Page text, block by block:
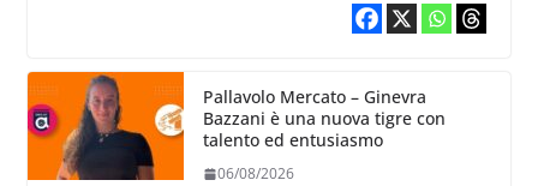
Pallavolo Mercato – Ginevra
Bazzani è una nuova tigre con
talento ed entusiasmo
06/08/2026